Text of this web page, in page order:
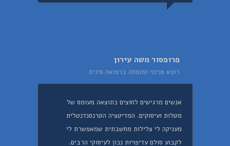
פרופסור משה עירון
רופא פנימי ומומחה ברפואה סינית
אנשים מרגישים לחוצים כתוצאה מעומס של
מטלות ועיסוקים. המדיטציה הטרנסנדנטלית
מעניקה לי צלילות מחשבתית שמאפשרת לי
לקבוע סולם עדיפויות נכון לעיסוקי הרבים.